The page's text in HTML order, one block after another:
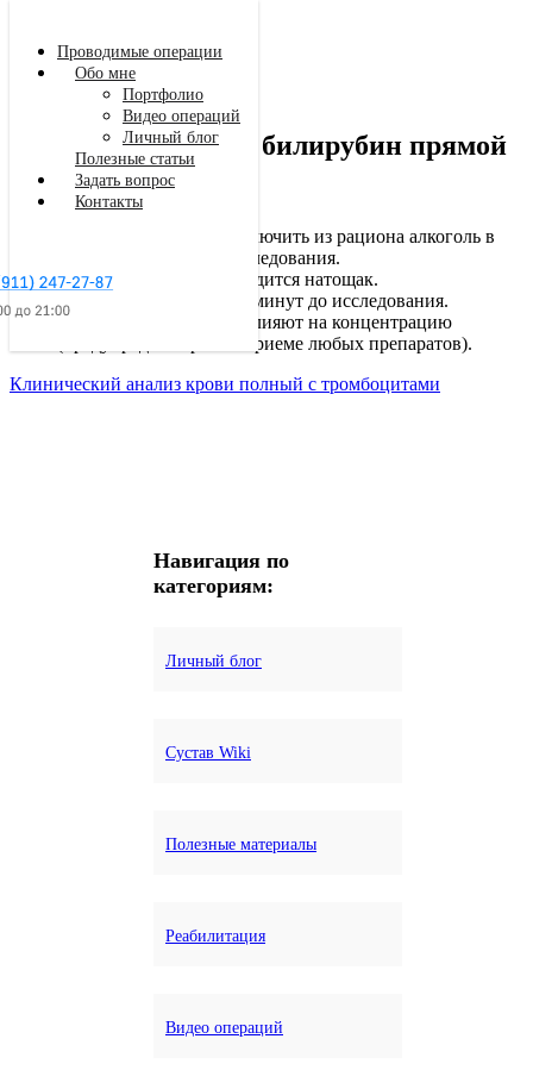
Билирубин общий, билирубин прямой
Подготовка к анализу
Крайне желательно исключить из рациона алкоголь в
течение 24 часов до исследования.
Взятие материала проводится натощак.
Не курить в течение 30 минут до исследования.
Некоторые препараты влияют на концентрацию
(предупредите врача о приеме любых препаратов).
Клинический анализ крови полный с тромбоцитами
Навигация по
категориям:
Личный блог
Сустав Wiki
Полезные материалы
Реабилитация
Видео операций
Проводимые операции
Обо мне
Портфолио
Видео операций
Личный блог
Полезные статьи
Задать вопрос
Контакты